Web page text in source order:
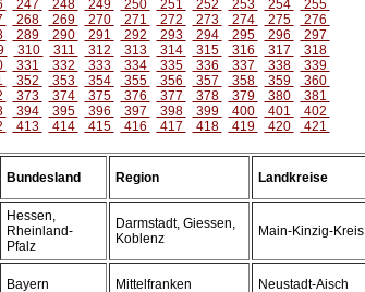
247 248 249 250 251 252 253 254
255
268 269 270 271 272 273 274 275
276
289 290 291 292 293 294 295 296
297
310 311 312 313 314 315 316 317
318
331 332 333 334 335 336 337 338
339
352 353 354 355 356 357 358 359
360
373 374 375 376 377 378 379 380
381
394 395 396 397 398 399 400 401
402
413 414 415 416 417 418 419 420 421
Bundesland Region Landkreise
Hessen,
Rheinland-
Pfalz
Darmstadt, Giessen,
Koblenz
Main-Kinzig-Kreis
Bayern Mittelfranken Neustadt-Aisch